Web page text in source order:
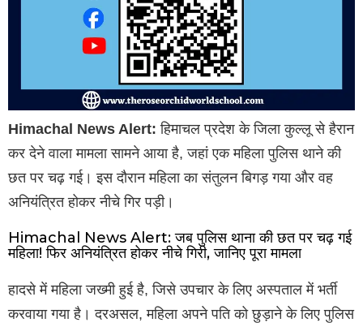
Himachal News Alert: हिमाचल प्रदेश के जिला कुल्लू से हैरान
कर देने वाला मामला सामने आया है, जहां एक महिला पुलिस थाने की
छत पर चढ़ गई। इस दौरान महिला का संतुलन बिगड़ गया और वह
अनियंत्रित होकर नीचे गिर पड़ी।
Himachal News Alert: जब पुलिस थाना की छत पर चढ़ गई
महिला! फिर अनियंत्रित होकर नीचे गिरी, जानिए पूरा मामला
हादसे में महिला जख्मी हुई है, जिसे उपचार के लिए अस्पताल में भर्ती
करवाया गया है। दरअसल, महिला अपने पति को छुड़ाने के लिए पुलिस